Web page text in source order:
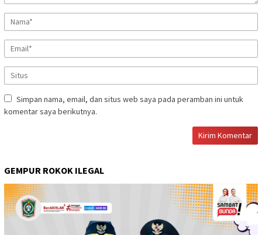
Simpan nama, email, dan situs web saya pada peramban ini untuk
komentar saya berikutnya.
GEMPUR ROKOK ILEGAL